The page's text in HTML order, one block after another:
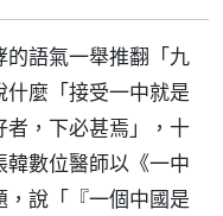
語氣一舉推翻「九
麼「接受一中就是
，下必甚焉」，十
數位醫師以《一中
說「『一個中國是